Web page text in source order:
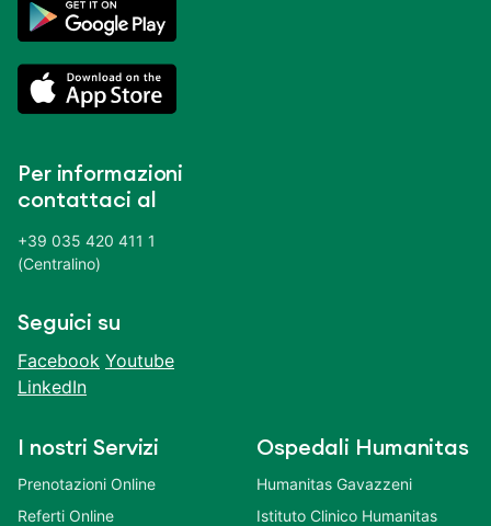
Per informazioni
contattaci al
+39 035 420 411 1
(Centralino)
Seguici su
Facebook Youtube
LinkedIn
I nostri Servizi
Prenotazioni Online
Referti Online
Ospedali Humanitas
Humanitas Gavazzeni
Istituto Clinico Humanitas